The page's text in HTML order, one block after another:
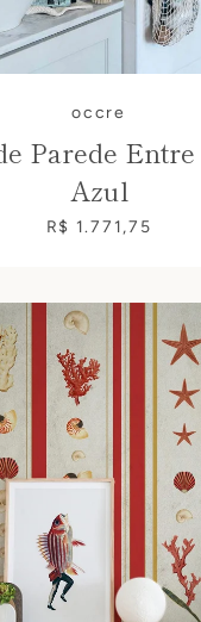
occre
Parede
Azul
R$ 1.771,75